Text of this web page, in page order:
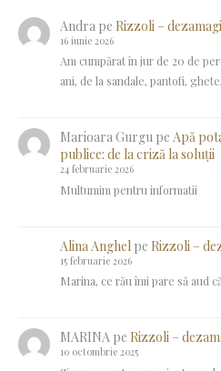
Andra pe Rizzoli –
16 iunie 2026
Am cumpărat în jur de 20 de
ani, de la sandale, pantofi,
Marioara Gurgupe Apă
publice: de la criză la soluții
24 februarie 2026
Multumim pentru informatii
Alina Anghel pe Rizzoli –
15 februarie 2026
Marina, ce rău îmi pare să aud
MARINApe Rizzoli –
10 octombrie 2025